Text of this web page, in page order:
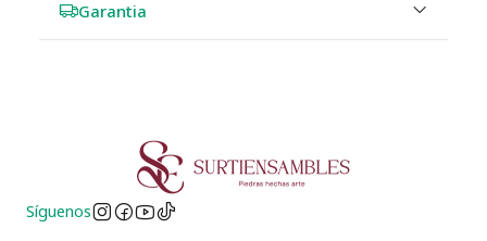
Garantia
Síguenos